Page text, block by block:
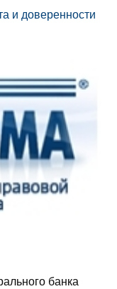
и доверенности
банка